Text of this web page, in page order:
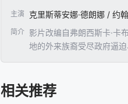
主演
简介 影片改编自弗朗西斯卡·卡
地的外来族裔受尽政府逼
相关推荐